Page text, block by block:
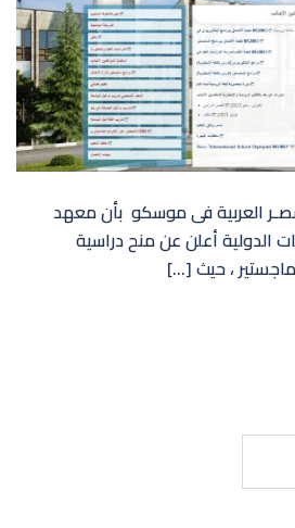
العربية فى موسكو بأن معهد
الدولية أعلن عن منح دراسية
، حيث […]